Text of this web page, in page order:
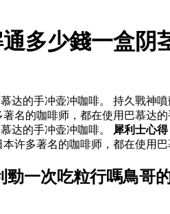
多少錢一盒
达的手冲壶冲咖啡。 持久戰神
名的咖啡师，都在使用巴慕达
达的手冲壶冲咖啡。 犀利士心得
许多著名的咖啡师，都在使用
一次吃粒行嗎鳥哥